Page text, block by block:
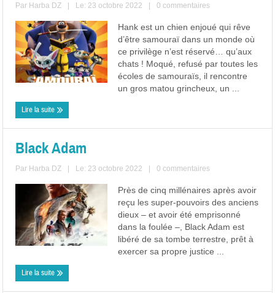
Par Harba DZ Le: 23 octobre 2022 0 commentaires
Hank est un chien enjoué qui rêve
d’être samouraï dans un monde où
ce privilège n’est réservé… qu’aux
chats ! Moqué, refusé par toutes les
écoles de samouraïs, il rencontre
un gros matou grincheux, un ...
Lire la suite
Black Adam
Par Harba DZ Le: 23 octobre 2022 0 commentaires
Près de cinq millénaires après avoir
reçu les super-pouvoirs des anciens
dieux – et avoir été emprisonné
dans la foulée –, Black Adam est
libéré de sa tombe terrestre, prêt à
exercer sa propre justice ...
Lire la suite